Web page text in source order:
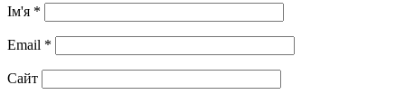
Ім'я *
Email *
Сайт